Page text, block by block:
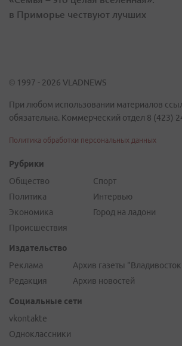
в Приморье чествуют лучших
© 1997 - 2026 VLADNEWS
При любом использовании материалов
обязательна. Коммерческий отдел 8 (423)
Политика обработки персональных данных
Рубрики
Общество
Политика
Экономика
Происшествия
Спорт
Интервью
Город на ладони
Издательство
Реклама
Редакция
Архив газеты
Архив новостей
Социальные сети
vkontakte
Одноклассники